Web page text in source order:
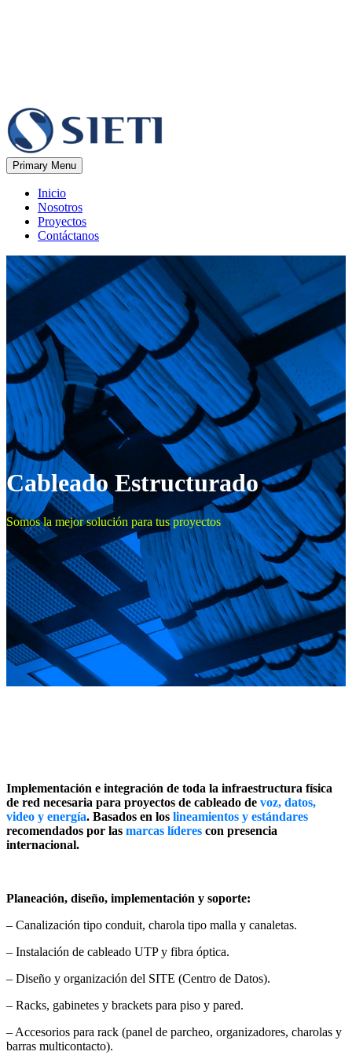
Primary Menu
Inicio
Nosotros
Proyectos
Contáctanos
Cableado Estructurado
Somos la mejor solución para tus proyectos
Implementación e integración de toda la infraestructura física
de red necesaria para proyectos de cableado de voz, datos,
video y energía. Basados en los lineamientos y estándares
recomendados por las marcas líderes con presencia
internacional.
Planeación, diseño, implementación y soporte:
– Canalización tipo conduit, charola tipo malla y canaletas.
– Instalación de cableado UTP y fibra óptica.
– Diseño y organización del SITE (Centro de Datos).
– Racks, gabinetes y brackets para piso y pared.
– Accesorios para rack (panel de parcheo, organizadores, charolas y
barras multicontacto).